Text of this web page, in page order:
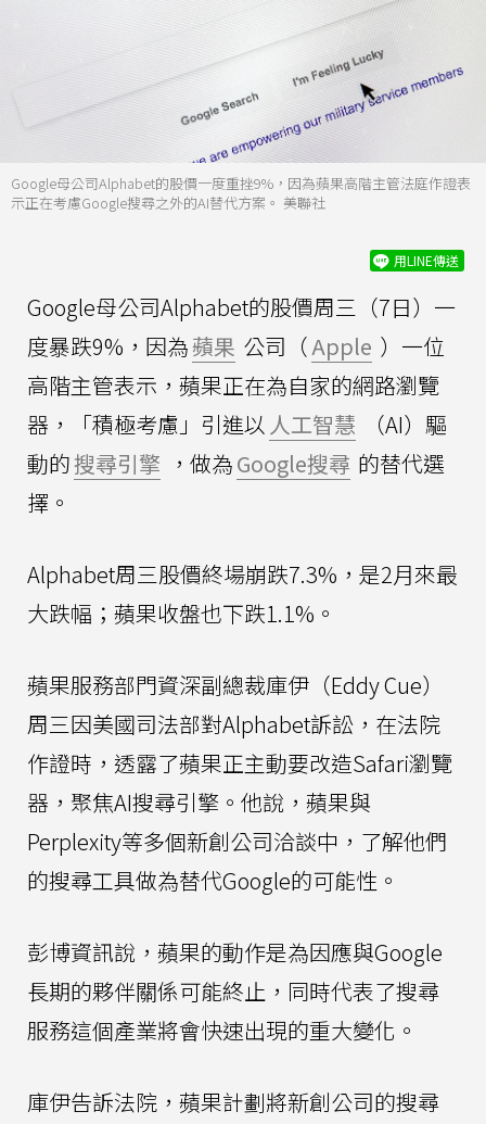
Google母公司Alphabet的股價一度重挫9%，因為蘋果高階主管法庭作證表
示正在考慮Google搜尋之外的AI替代方案。 美聯社
用LINE傳送
Google母公司Alphabet的股價周三（7日）一
度暴跌9%，因為蘋果 公司（Apple ）一位
高階主管表示，蘋果正在為自家的網路瀏覽
器，「積極考慮」引進以 人工智慧
（AI）驅
動的搜尋引擎 ，做為Google搜尋 的替代選
擇。
Alphabet周三股價終場崩跌7.3%，是2月來最
大跌幅；蘋果收盤也下跌1.1%。
蘋果服務部門資深副總裁庫伊（Eddy Cue）
周三因美國司法部對Alphabet訴訟，在法院
作證時，透露了蘋果正主動要改造Safari瀏覽
器，聚焦AI搜尋引擎。他說，蘋果與
Perplexity等多個新創公司洽談中，了解他們
的搜尋工具做為替代Google的可能性。
彭博資訊說，蘋果的動作是為因應與Google
長期的夥伴關係可能終止，同時代表了搜尋
服務這個產業將會快速出現的重大變化。
庫伊告訴法院，蘋果計劃將新創公司的搜尋